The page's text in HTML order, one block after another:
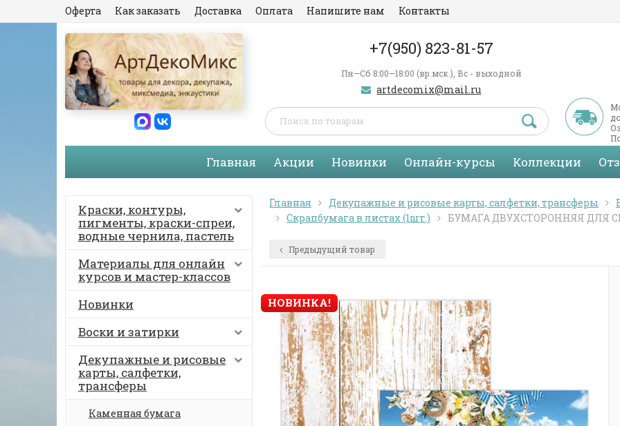
Оферта Как заказать Доставка Оплата Напишите нам Контакты
+7(950) 823-81-57
Пн—Сб 8:00—18:00 (вр.мск.), Вс - выходной
artdecomix@mail.ru
Главная Акции Новинки Онлайн-курсы Коллекции
Краски, контуры,
пигменты, краски-спреи,
водные чернила, пастель
Материалы для онлайн
курсов и мастер-классов
Новинки
Воски и затирки
Декупажные и рисовые
карты, салфетки,
трансферы
Каменная бумага
Главная Декупажные и рисовые карты, салфетки, трансферы
Скрапбумага в листах (1шт.)
БУМАГА ДВУХСТОРОННЯЯ ДЛЯ
Предыдущий товар
НОВИНКА!